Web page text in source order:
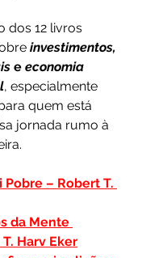
dos 12 livros
investimentos,
e economia
, especialmente
quem está
jornada rumo à
Pobre – Robert T.
da Mente
Harv Eker